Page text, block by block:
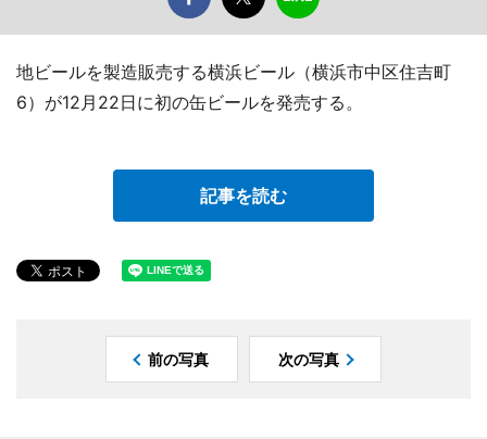
地ビールを製造販売する横浜ビール（横浜市中区住吉町
6）が12月22日に初の缶ビールを発売する。
記事を読む
前の写真 次の写真